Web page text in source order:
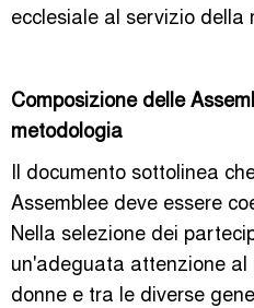
ecclesiale al servizio della
Composizione delle
metodologia
Il documento sottolinea
Assemblee deve essere
Nella selezione dei
un'adeguata attenzione
donne e tra le diverse